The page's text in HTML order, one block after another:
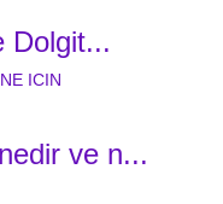
Dolgit...
ve n...